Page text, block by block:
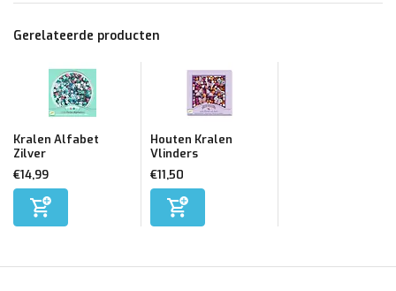
Gerelateerde producten
Kralen Alfabet
Zilver
€14,99
Houten Kralen
Vlinders
€11,50